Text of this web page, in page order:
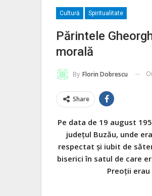
Cultură Spiritualitate
Părintele
morală
By Florin Dobrescu
Share
Pe data de 19 august
județul Buzău, unde
respectat și iubit de
biserici în satul de care
Preoții